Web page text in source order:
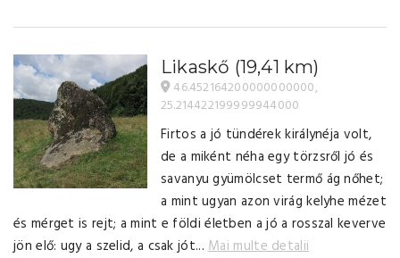
Likaskő (19,41 km)
46.452164200000000000,
25.214422199999944000
Firtos a jó tündérek királynéja volt,
de a miként néha egy törzsről jó és
savanyu gyümölcset termő ág nőhet;
a mint ugyan azon virág kelyhe mézet
és mérget is rejt; a mint e földi életben a jó a rosszal keverve
jön elő: ugy a szelid, a csak jót...Mai multe detalii